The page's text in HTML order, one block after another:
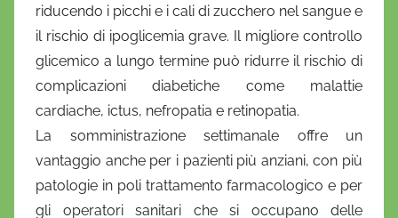
riducendo i picchi e i cali di zucchero nel sangue e
il rischio di ipoglicemia grave. Il migliore controllo
glicemico a lungo termine può ridurre il rischio di
complicazioni diabetiche come malattie
cardiache, ictus, nefropatia e retinopatia.
La somministrazione settimanale offre un
vantaggio anche per i pazienti più anziani, con più
patologie in poli trattamento farmacologico e per
gli operatori sanitari che si occupano delle